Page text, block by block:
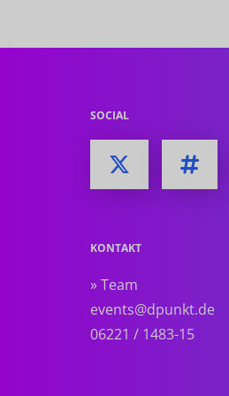
SOCIAL
KONTAKT
» Team
events@dpunkt.de
06221 / 1483-15